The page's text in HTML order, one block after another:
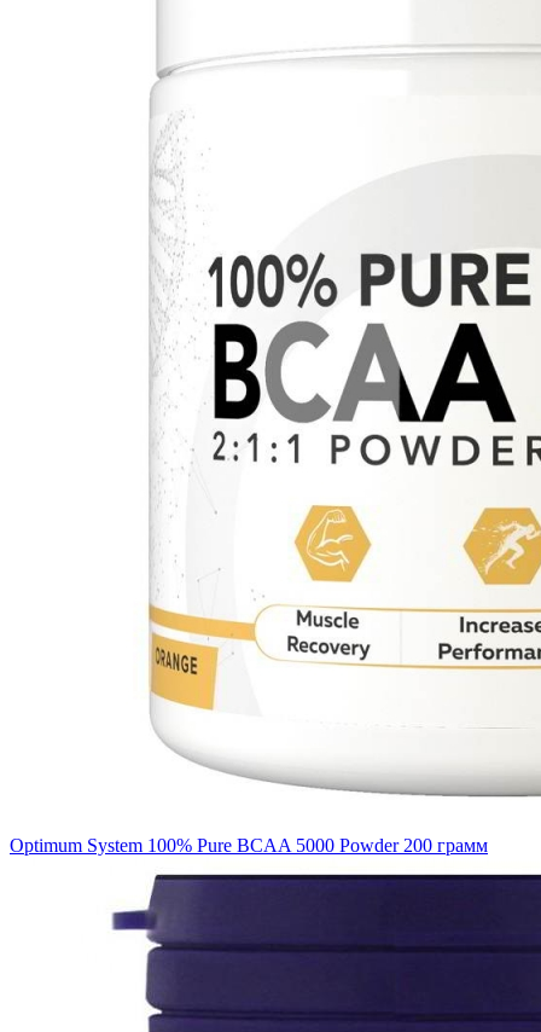
Optimum System 100% Pure BCAA 5000 Powder 200 грамм